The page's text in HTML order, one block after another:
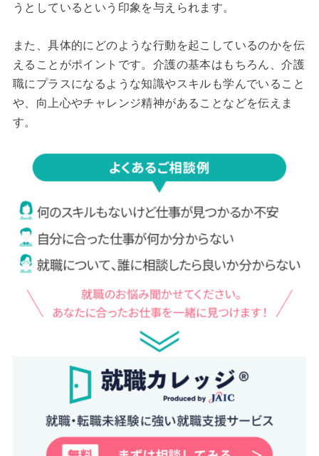
うとしているという印象を与えられます。
また、具体的にどのような行動を起こしているのかを伝
えることがポイントです。介護の基本はもちろん、介護
職にプラスになるような知識やスキルも学んでいること
や、向上心やチャレンジ精神があることなどを伝えま
す。